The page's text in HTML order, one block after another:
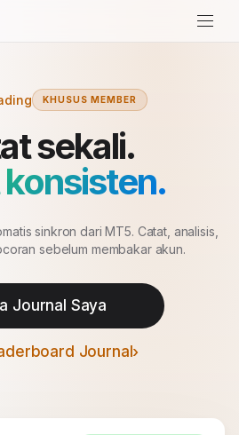
KHUSUS MEMBER
sekali.
sinkron dari MT5. Catat, analisis,
sebelum membakar akun.
Journal Saya
Journal